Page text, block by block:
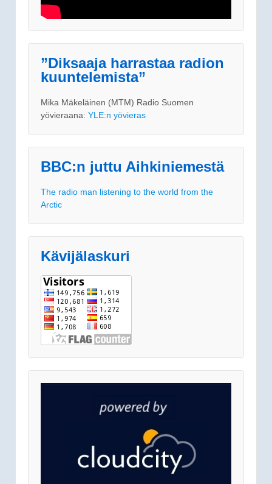
”Diksaaja harrastaa radion
kuuntelemista”
Mika Mäkeläinen (MTM) Radio Suomen
yövieraana: YLE:n yövieras
BBC:n juttu Aihkiniemestä
The radio man listening to the world from the
Arctic
Kävijälaskuri